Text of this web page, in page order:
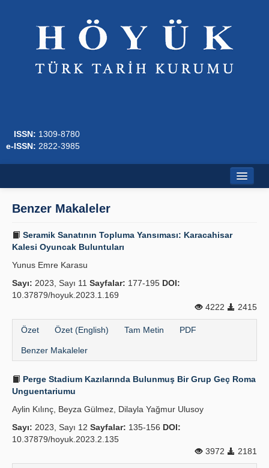
ISSN: 1309-8780
e-ISSN: 2822-3985
Dergi Kurulları
Yazım Kuralları
İlkeler
İletişim
Benzer Makaleler
Seramik Sanatının Topluma Yansıması: Karacahisar
Kalesi Oyuncak Buluntuları
Yunus Emre Karasu
Sayı: 2023, Sayı 11 Sayfalar: 177-195 DOI:
10.37879/hoyuk.2023.1.169
4222
2415
Özet Özet (English) Tam Metin PDF
Benzer Makaleler
Perge Stadium Kazılarında Bulunmuş Bir Grup Geç Roma
Unguentariumu
Aylin Kılınç, Beyza Gülmez, Dilayla Yağmur Ulusoy
Sayı: 2023, Sayı 12 Sayfalar: 135-156 DOI:
10.37879/hoyuk.2023.2.135
3972
2181